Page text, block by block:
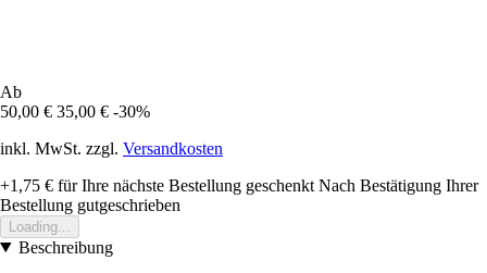
Ab
50,00 € 35,00 € -30%
inkl. MwSt. zzgl. Versandkosten
+1,75 € für Ihre nächste Bestellung geschenkt Nach Bestätigung Ihrer
Bestellung gutgeschrieben
Loading...
Beschreibung